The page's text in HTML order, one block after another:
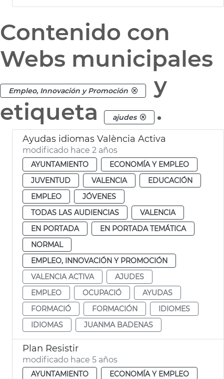
Contenido con
Webs municipales
Empleo, Innovación y Promoción
y
etiqueta
ajudes .
Ayudas idiomas València Activa
modificado hace 2 años
AYUNTAMIENTO
ECONOMÍA Y EMPLEO
JUVENTUD
VALENCIA
EDUCACIÓN
EMPLEO
JÓVENES
TODAS LAS AUDIENCIAS
VALENCIA
EN PORTADA
EN PORTADA TEMÁTICA
NORMAL
EMPLEO, INNOVACIÓN Y PROMOCIÓN
VALENCIA ACTIVA
AJUDES
EMPLEO
OCUPACIÓ
AYUDAS
FORMACIÓ
FORMACIÓN
IDIOMES
IDIOMAS
JUANMA BADENAS
Plan Resistir
modificado hace 5 años
AYUNTAMIENTO
ECONOMÍA Y EMPLEO